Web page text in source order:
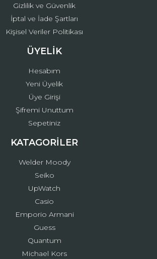
Gizlilik ve Güvenlik
İptal ve İade Şartları
Kişisel Veriler Politikası
ÜYELİK
Hesabım
Yeni Üyelik
Üye Girişi
Şifremi Unuttum
Sepetiniz
KATAGORİLER
Welder Moody
Seiko
UpWatch
Casio
Emporio Armani
Guess
Quantum
Michael Kors